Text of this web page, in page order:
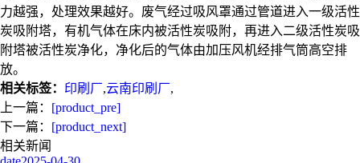
力越强，处理效果越好。废气经过吸风罩通过管道进入一级活性
炭吸附塔，有机气体在床内被活性炭吸附，再进入二级活性炭吸
附塔被活性炭净化，净化后的气体由加压风机经排气筒高空排
放。
相关标签： 印刷厂,云南印刷厂,
上一篇： [product_pre]
下一篇： [product_next]
相关新闻